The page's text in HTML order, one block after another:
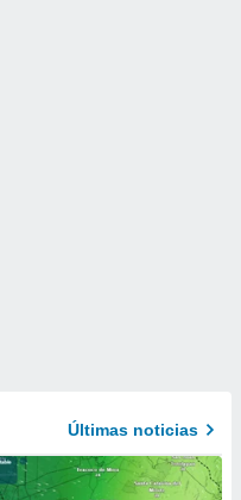
Últimas noticias